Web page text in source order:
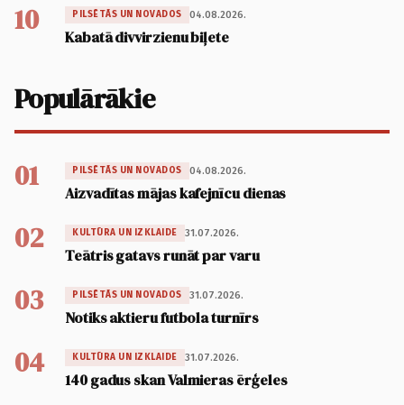
10 PILSĒTĀS UN NOVADOS 04.08.2026.
Kabatā divvirzienu biļete
Populārākie
01 PILSĒTĀS UN NOVADOS 04.08.2026.
Aizvadītas mājas kafejnīcu dienas
02 KULTŪRA UN IZKLAIDE 31.07.2026.
Teātris gatavs runāt par varu
03 PILSĒTĀS UN NOVADOS 31.07.2026.
Notiks aktieru futbola turnīrs
04 KULTŪRA UN IZKLAIDE 31.07.2026.
140 gadus skan Valmieras ērģeles